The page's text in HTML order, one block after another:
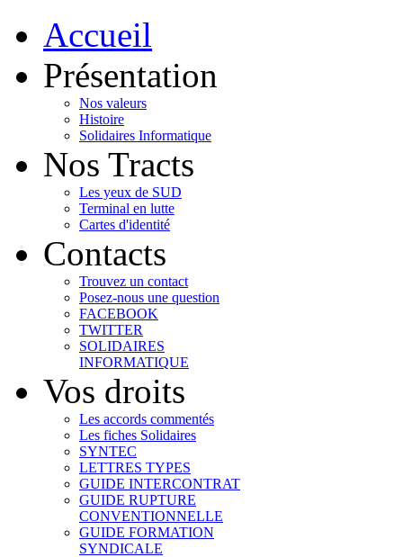
Accueil
Présentation
Nos valeurs
Histoire
Solidaires Informatique
Nos Tracts
Les yeux de SUD
Terminal en lutte
Cartes d'identité
Contacts
Trouvez un contact
Posez-nous une question
FACEBOOK
TWITTER
SOLIDAIRES
INFORMATIQUE
Vos droits
Les accords commentés
Les fiches Solidaires
SYNTEC
LETTRES TYPES
GUIDE INTERCONTRAT
GUIDE RUPTURE
CONVENTIONNELLE
GUIDE FORMATION
SYNDICALE